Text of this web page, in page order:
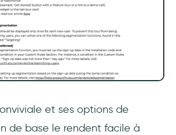
et ses options de
de base le rendent facile à